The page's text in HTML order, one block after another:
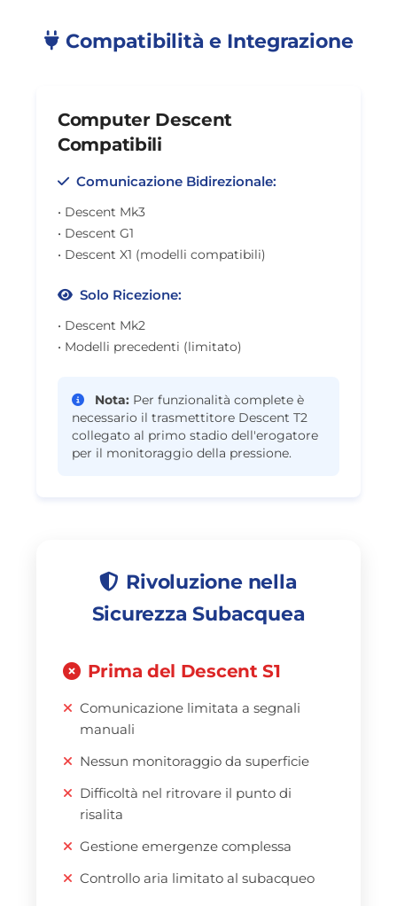
Compatibilità e Integrazione
Computer Descent
Compatibili
Comunicazione Bidirezionale:
• Descent Mk3
• Descent G1
• Descent X1 (modelli compatibili)
Solo Ricezione:
• Descent Mk2
• Modelli precedenti (limitato)
Nota: Per funzionalità complete è
necessario il trasmettitore Descent T2
collegato al primo stadio dell'erogatore
per il monitoraggio della pressione.
Rivoluzione nella
Sicurezza Subacquea
Prima del Descent S1
Comunicazione limitata a segnali
manuali
Nessun monitoraggio da superficie
Difficoltà nel ritrovare il punto di
risalita
Gestione emergenze complessa
Controllo aria limitato al subacqueo